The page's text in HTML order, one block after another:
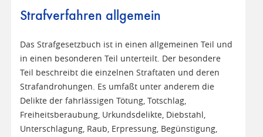
Strafverfahren allgemein
Das Strafgesetzbuch ist in einen allgemeinen Teil und
in einen besonderen Teil unterteilt. Der besondere
Teil beschreibt die einzelnen Straftaten und deren
Strafandrohungen. Es umfaßt unter anderem die
Delikte der fahrlässigen Tötung, Totschlag,
Freiheitsberaubung, Urkundsdelikte, Diebstahl,
Unterschlagung, Raub, Erpressung, Begünstigung,